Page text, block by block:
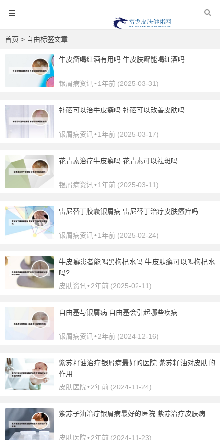
首页 > 自由标签文章
牛皮癣喝红酒有用吗 牛皮肤癣能喝红酒吗
银屑病资讯 •1年前 (2025-03-31)
补硒可以治牛皮癣吗 补硒可以改善皮肤吗
银屑病资讯 •1年前 (2025-03-17)
花青素治疗牛皮癣吗 花青素可以祛斑吗
银屑病资讯 •1年前 (2025-03-11)
雷尼替丁胶囊银屑病 雷尼替丁治疗皮肤瘙痒吗
银屑病资讯 •1年前 (2025-02-24)
牛皮癣患者能喝黑枸杞水吗 牛皮肤癣可以喝枸杞水
吗?
皮肤资讯 •2年前 (2025-02-11)
自由基与银屑病 自由基会引起哪些疾病
银屑病资讯 •2年前 (2024-12-16)
紫苏籽油治疗银屑病最好的医院 紫苏籽油对皮肤的
作用
皮肤医院•2年前 (2024-11-24)
紫苏子油治疗银屑病最好的医院 紫苏治疗皮肤病
皮肤医院•2年前 (2024-11-23)